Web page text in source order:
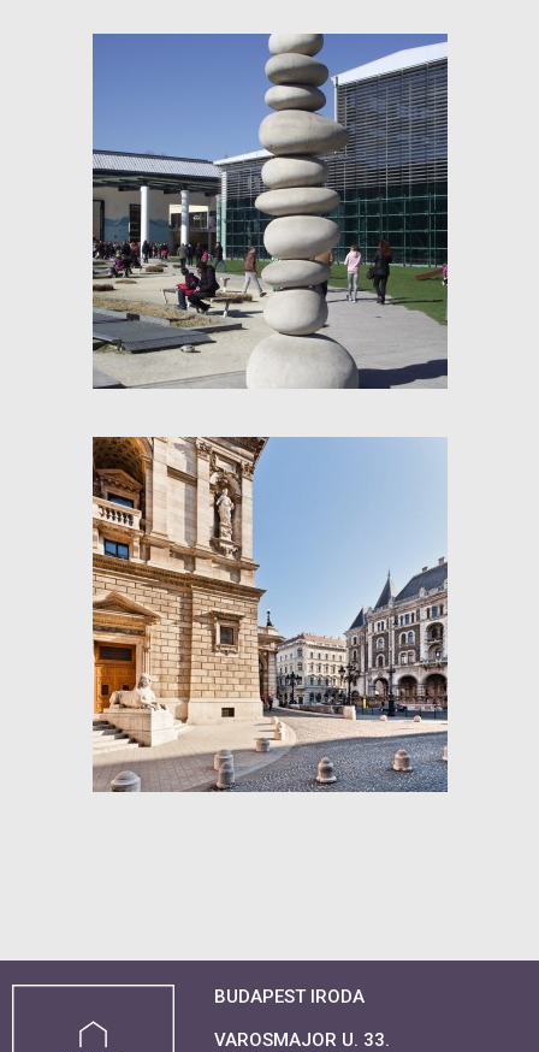
BUDAPEST IRODA
VAROSMAJOR U. 33.